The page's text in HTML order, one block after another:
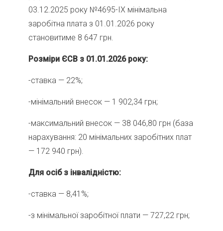
03.12.2025 року №4695-ІХ мінімальна
заробітна плата з 01.01.2026 року
становитиме 8 647 грн.
Розміри ЄСВ з 01.01.2026 року:
-ставка — 22%;
-мінімальний внесок — 1 902,34 грн;
-максимальний внесок — 38 046,80 грн (база
нарахування: 20 мінімальних заробітних плат
— 172 940 грн).
Для осіб з інвалідністю:
-ставка — 8,41%;
-з мінімальної заробітної плати — 727,22 грн;